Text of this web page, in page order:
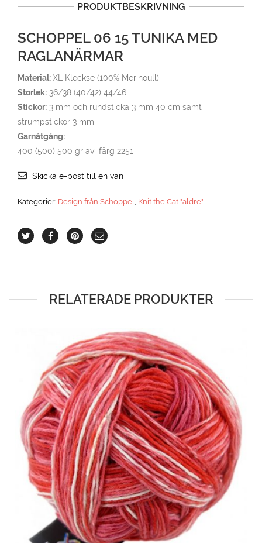
PRODUKTBESKRIVNING
SCHOPPEL 06 15 TUNIKA MED
RAGLANÄRMAR
Material:XL Kleckse (100% Merinoull)
Storlek: 36/38 (40/42) 44/46
Stickor: 3 mm och rundsticka 3 mm 40 cm samt
strumpstickor 3 mm
Garnåtgång:
400 (500) 500 gr av färg 2251
Skicka e-post till en vän
Kategorier: Design från Schoppel Knit the Cat "äldre"
RELATERADE PRODUKTER